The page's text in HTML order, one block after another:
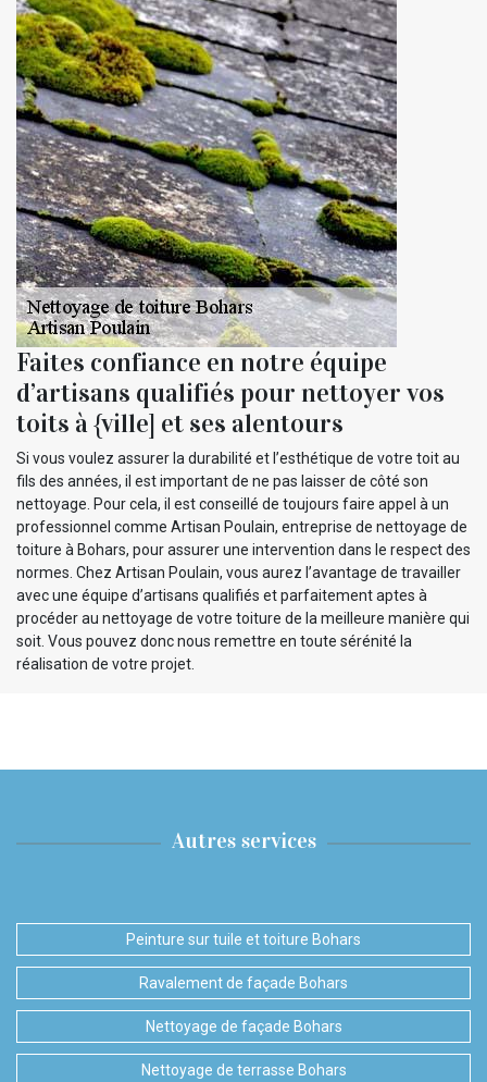
Faites confiance en notre équipe
d’artisans qualifiés pour nettoyer vos
toits à {ville] et ses alentours
Si vous voulez assurer la durabilité et l’esthétique de votre toit au
fils des années, il est important de ne pas laisser de côté son
nettoyage. Pour cela, il est conseillé de toujours faire appel à un
professionnel comme Artisan Poulain, entreprise de nettoyage de
toiture à Bohars, pour assurer une intervention dans le respect des
normes. Chez Artisan Poulain, vous aurez l’avantage de travailler
avec une équipe d’artisans qualifiés et parfaitement aptes à
procéder au nettoyage de votre toiture de la meilleure manière qui
soit. Vous pouvez donc nous remettre en toute sérénité la
réalisation de votre projet.
Autres services
Peinture sur tuile et toiture Bohars
Ravalement de façade Bohars
Nettoyage de façade Bohars
Nettoyage de terrasse Bohars